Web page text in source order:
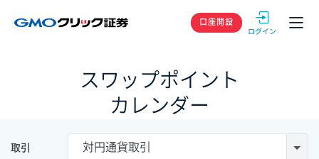
GMOクリック
口座開設
スワップポイント
カレンダー
取引 対円通貨取引